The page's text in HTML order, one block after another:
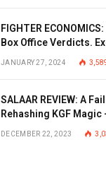
FIGHTER
Box Office Verdicts.
JANUARY 27, 2024
SALAAR REVIEW: A
Rehashing KGF Magic
DECEMBER 22, 2023